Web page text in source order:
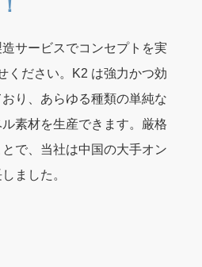
サービスでコンセプトを実
ください。K2 は強力かつ効
り、あらゆる種類の単純な
素材を生産できます。厳格
で、当社は中国の大手オン
ました。